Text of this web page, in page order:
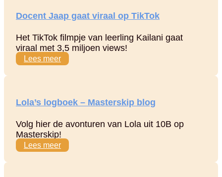
Docent Jaap gaat viraal op TikTok
Het TikTok filmpje van leerling Kailani gaat
viraal met 3,5 miljoen views!
Lees meer
Lola’s logboek – Masterskip blog
Volg hier de avonturen van Lola uit 10B op
Masterskip!
Lees meer